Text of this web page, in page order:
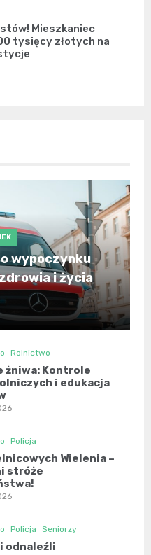
Mieszkaniec
tysięcy złotych na
wypoczynku
i życia
Rolnictwo
żniwa: Kontrole
i edukacja
Policja
Wielenia –
stróże
Policja Seniorzy
odnaleźli